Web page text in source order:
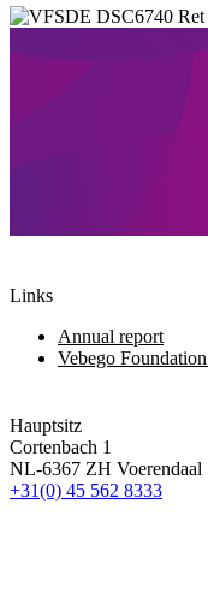
Links
Annual report
Vebego Foundation
Hauptsitz
Cortenbach 1
NL-6367 ZH Voerendaal
+31(0) 45 562 8333